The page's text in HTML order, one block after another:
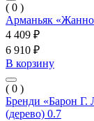
( 0 )
Арманьяк
4 409 ₽
6 910 ₽
В корзину
( 0 )
Бренди «Барон Г.
(дерево) 0.7